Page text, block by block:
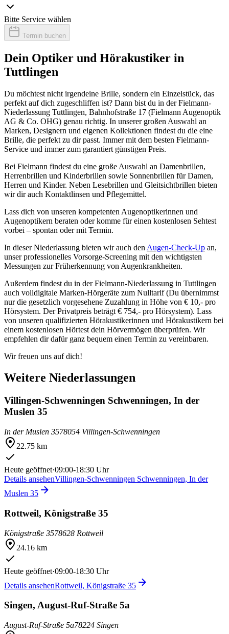
Bitte Service wählen
Termin buchen
Dein Optiker und Hörakustiker in
Tuttlingen
Du möchtest nicht irgendeine Brille, sondern ein Einzelstück, das
perfekt auf dich zugeschliffen ist? Dann bist du in der Fielmann-
Niederlassung Tuttlingen, Bahnhofstraße 17 (Fielmann Augenoptik
AG & Co. OHG) genau richtig. In unserer großen Auswahl an
Marken, Designern und eigenen Kollektionen findest du die eine
Brille, die perfekt zu dir passt. Immer mit dem besten Fielmann-
Service und immer zum garantiert günstigen Preis.
Bei Fielmann findest du eine große Auswahl an Damenbrillen,
Herrenbrillen und Kinderbrillen sowie Sonnenbrillen für Damen,
Herren und Kinder. Neben Lesebrillen und Gleitsichtbrillen bieten
wir dir auch Kontaktlinsen und Pflegemittel.
Lass dich von unseren kompetenten Augenoptikerinnen und
Augenoptikern beraten oder komme für einen kostenlosen Sehtest
vorbei – spontan oder mit Termin.
In dieser Niederlassung bieten wir auch den Augen-Check-Up an,
unser professionelles Vorsorge-Screening mit den wichtigsten
Messungen zur Früherkennung von Augenkrankheiten.
Außerdem findest du in der Fielmann-Niederlassung in Tuttlingen
auch volldigitale Marken-Hörgeräte zum Nulltarif (Du übernimmst
nur die gesetzlich vorgesehene Zuzahlung in Höhe von € 10,- pro
Hörsystem. Der Privatpreis beträgt € 754,- pro Hörsystem). Lass
von unseren qualifizierten Hörakustikerinnen und Hörakustikern bei
einem kostenlosen Hörtest dein Hörvermögen überprüfen. Wir
empfehlen dir dafür ganz bequem einen Termin zu vereinbaren.
Wir freuen uns auf dich!
Weitere Niederlassungen
Villingen-Schwenningen Schwenningen, In der
Muslen 35
In der Muslen 3578054 Villingen-Schwenningen
22.75 km
Heute geöffnet·09:00-18:30 Uhr
Details ansehenVillingen-Schwenningen Schwenningen, In der
Muslen 35
Rottweil, Königstraße 35
Königstraße 3578628 Rottweil
24.16 km
Heute geöffnet·09:00-18:30 Uhr
Details ansehenRottweil, Königstraße 35
Singen, August-Ruf-Straße 5a
August-Ruf-Straße 5a78224 Singen